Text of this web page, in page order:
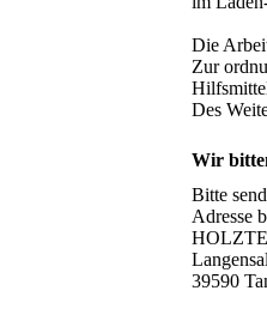
Die
Zur
Des
Wir
Bitte
Adresse
39590